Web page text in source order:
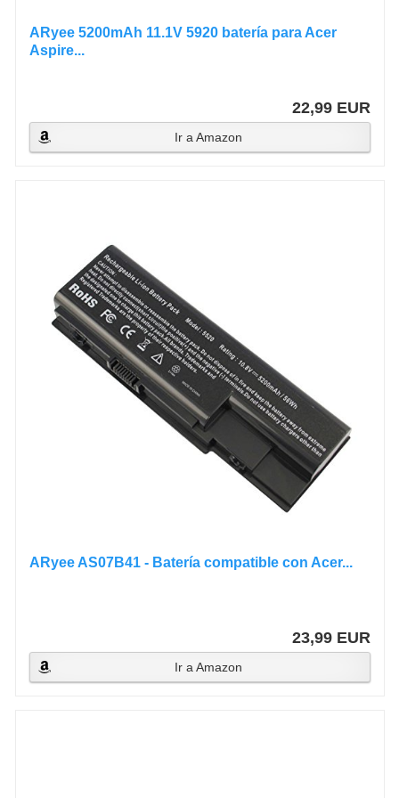
ARyee 5200mAh 11.1V 5920 batería para Acer
Aspire...
22,99 EUR
Ir a Amazon
ARyee AS07B41 - Batería compatible con Acer...
23,99 EUR
Ir a Amazon